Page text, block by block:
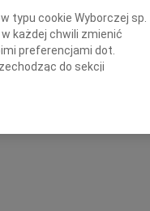
typu cookie Wyborczej sp.
każdej chwili zmienić
preferencjami dot.
do sekcji
ustawień przeglądarki.
celach:
celów identyfikacji.
pomiar reklam i